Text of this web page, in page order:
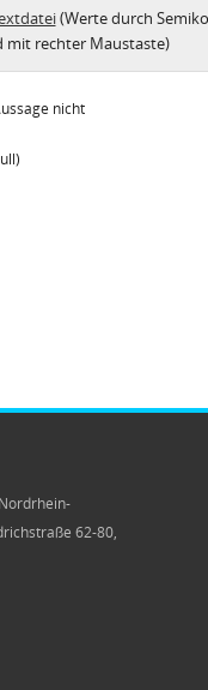
(Werte durch
mit rechter Maustaste)
nicht
62-80,